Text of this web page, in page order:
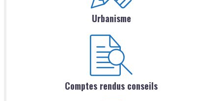
Urbanisme
Comptes rendus conseils